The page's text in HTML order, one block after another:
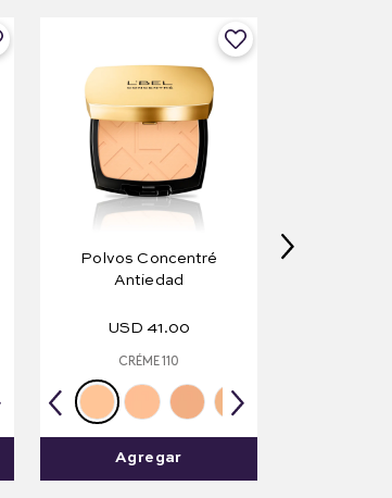
Polvos Concentré
Antiedad
USD 41 .00
CRÉME 110
Agregar